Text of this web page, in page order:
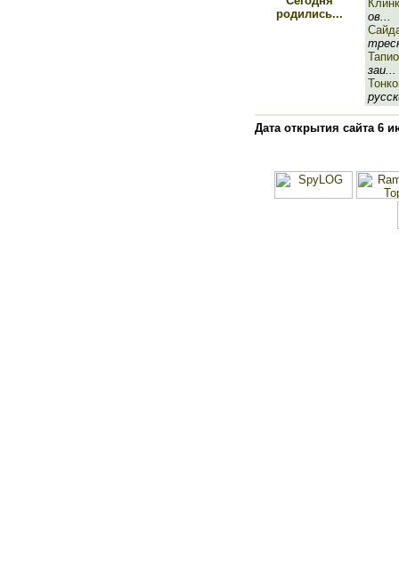
родились...
ов...
заи...
Дата открытия сайта 6